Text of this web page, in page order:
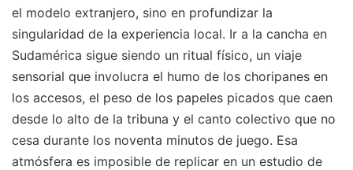
el modelo extranjero, sino en profundizar la
singularidad de la experiencia local. Ir a la cancha en
Sudamérica sigue siendo un ritual físico, un viaje
sensorial que involucra el humo de los choripanes en
los accesos, el peso de los papeles picados que caen
desde lo alto de la tribuna y el canto colectivo que no
cesa durante los noventa minutos de juego. Esa
atmósfera es imposible de replicar en un estudio de